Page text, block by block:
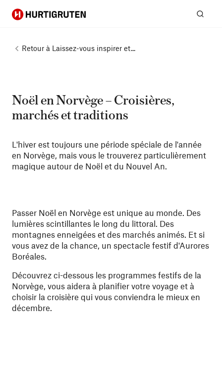
Hurtigruten
Retour à Laissez-vous inspirer et...
Noël en Norvège – Croisières,
marchés et traditions
L'hiver est toujours une période spéciale de l'année
en Norvège, mais vous le trouverez particulièrement
magique autour de Noël et du Nouvel An.
Passer Noël en Norvège est unique au monde. Des
lumières scintillantes le long du littoral. Des
montagnes enneigées et des marchés animés. Et si
vous avez de la chance, un spectacle festif d'Aurores
Boréales.
Découvrez ci-dessous les programmes festifs de la
Norvège, vous aidera à planifier votre voyage et à
choisir la croisière qui vous conviendra le mieux en
décembre.